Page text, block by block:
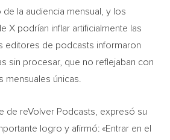
la audiencia mensual, y los
X podrían inflar artificialmente las
editores de podcasts informaron
sin procesar, que no reflejaban con
mensuales únicas.
de reVolver Podcasts, expresó su
logro y afirmó: «Entrar en el